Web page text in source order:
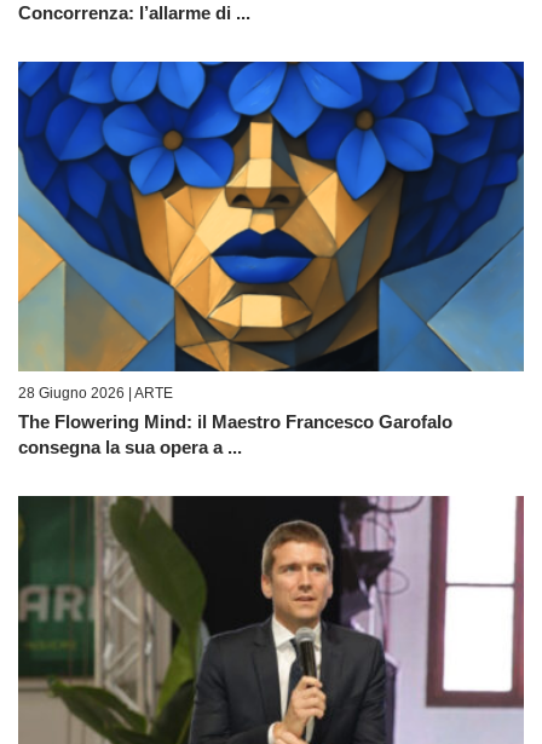
Concorrenza: l’allarme di ...
28 Giugno 2026 | ARTE
The Flowering Mind: il Maestro Francesco Garofalo
consegna la sua opera a ...